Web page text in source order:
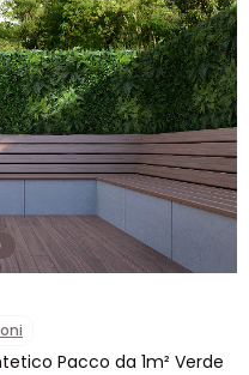
Pacco da 1m² Verde